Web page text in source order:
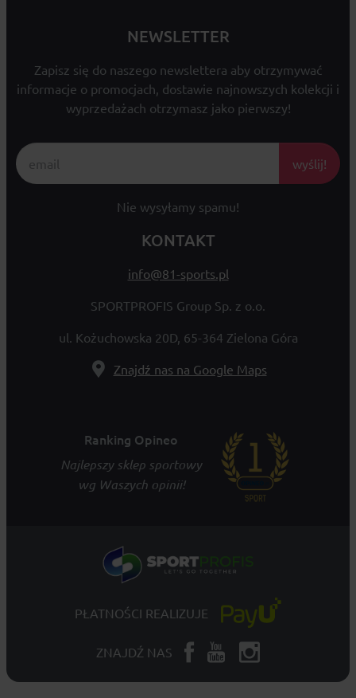
NEWSLETTER
Zapisz się do naszego newslettera aby otrzymywać
informacje o promocjach, dostawie najnowszych kolekcji i
wyprzedażach otrzymasz jako pierwszy!
wyślij!
Nie wysyłamy spamu!
KONTAKT
info@81-sports.pl
SPORTPROFIS Group Sp. z o.o.
ul. Kożuchowska 20D, 65-364 Zielona Góra
Znajdź nas na Google Maps
Ranking Opineo
Najlepszy sklep sportowy
wg Waszych opinii!
PŁATNOŚCI REALIZUJE
ZNAJDŹ NAS